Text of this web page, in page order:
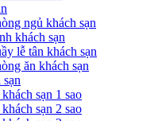
ngủ khách sạn
khách sạn
lễ tân khách sạn
ăn khách sạn
sạn 1 sao
sạn 2 sao